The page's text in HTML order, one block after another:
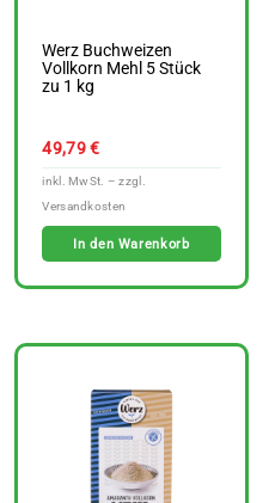
Werz Buchweizen
Vollkorn Mehl 5 Stück
zu 1 kg
49,79€
In den Warenkorb